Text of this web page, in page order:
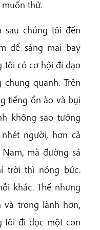
thử.
sau chúng tôi đến
để sáng mai bay
tôi có cơ hội đi dạo
quanh. Trên
tiếng ồn ào và bụi
không sao tưởng
người, hơn cả
mà đường sá
trời thì nóng bức.
khác. Thế nhưng
trong lành hơn,
tôi đi dọc một con